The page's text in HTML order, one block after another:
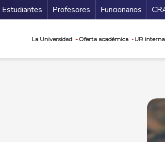
Estudiantes Profesores Funcionarios
La Universidad Oferta académica UR